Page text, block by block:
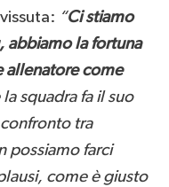
“Ci stiamo
abbiamo la fortuna
allenatore come
squadra fa il suo
tra
possiamo farci
come è giusto